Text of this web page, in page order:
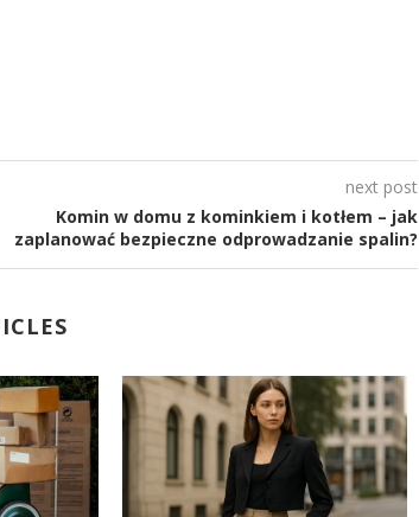
next post
Komin w domu z kominkiem i kotłem – jak
zaplanować bezpieczne odprowadzanie spalin?